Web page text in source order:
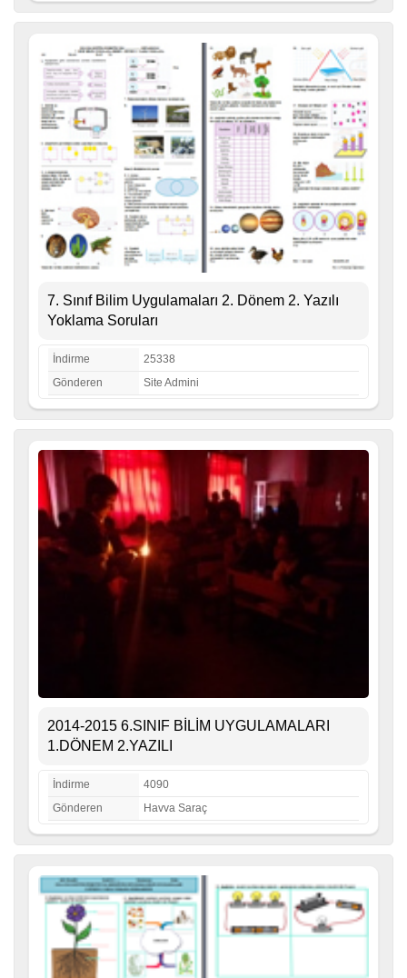
7. Sınıf Bilim Uygulamaları 2. Dönem 2. Yazılı
Yoklama Soruları
İndirme
25338
Gönderen
Site Admini
2014-2015 6.SINIF BİLİM UYGULAMALARI
1.DÖNEM 2.YAZILI
İndirme
4090
Gönderen
Havva Saraç